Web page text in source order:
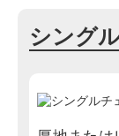
シング